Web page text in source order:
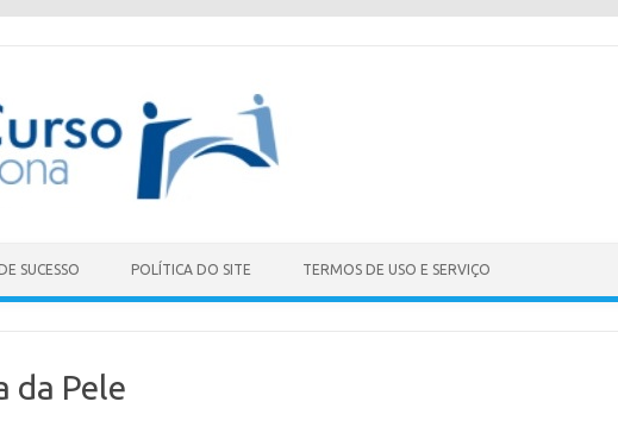
SUCESSO POLÍTICA DO SITE TERMOS DE USO E SERVIÇO
da Pele